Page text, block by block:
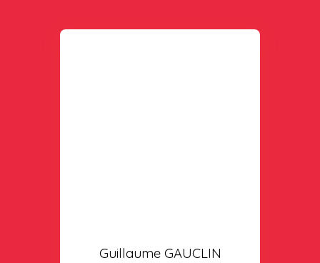
Guillaume GAUCLIN